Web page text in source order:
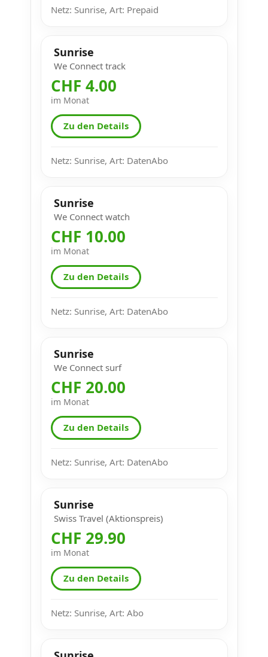
Netz: Sunrise, Art: Prepaid
Sunrise
We Connect track
CHF 4.00
im Monat
Zu den Details
Netz: Sunrise, Art: DatenAbo
Sunrise
We Connect watch
CHF 10.00
im Monat
Zu den Details
Netz: Sunrise, Art: DatenAbo
Sunrise
We Connect surf
CHF 20.00
im Monat
Zu den Details
Netz: Sunrise, Art: DatenAbo
Sunrise
Swiss Travel (Aktionspreis)
CHF 29.90
im Monat
Zu den Details
Netz: Sunrise, Art: Abo